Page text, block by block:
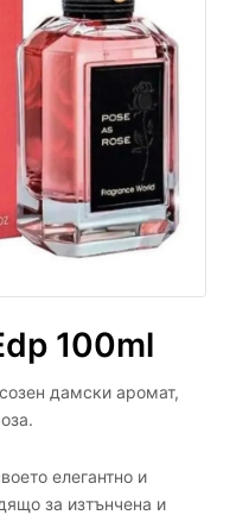
100ml
дамски аромат,
елегантно и
за изтънчена и